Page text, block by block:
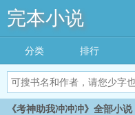
完本小说
分类 排行
《考神助我冲冲冲》全部小说